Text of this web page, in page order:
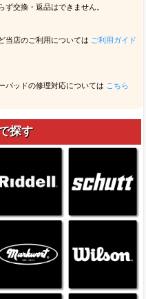
交換・返品はできません。
当店のご利用については ご利用ガイド
パッドの修理対応については こちら
探す